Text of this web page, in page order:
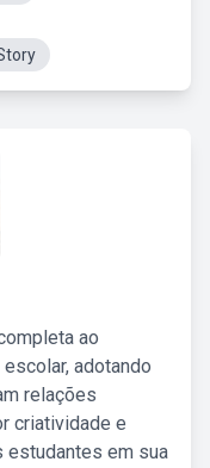
ao
adotando
relações
criatividade e
estudantes em sua